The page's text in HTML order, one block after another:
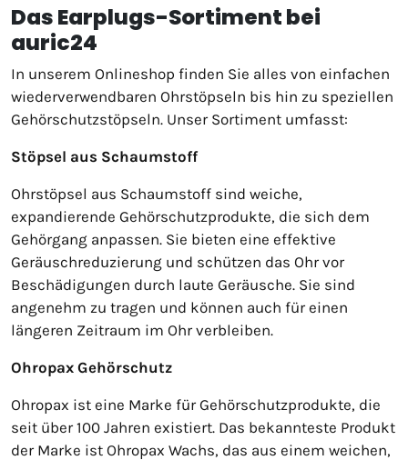
Das Earplugs-Sortiment bei
auric24
In unserem Onlineshop finden Sie alles von einfachen
wiederverwendbaren Ohrstöpseln bis hin zu speziellen
Gehörschutzstöpseln. Unser Sortiment umfasst:
Stöpsel aus Schaumstoff
Ohrstöpsel aus Schaumstoff sind weiche,
expandierende Gehörschutzprodukte, die sich dem
Gehörgang anpassen. Sie bieten eine effektive
Geräuschreduzierung und schützen das Ohr vor
Beschädigungen durch laute Geräusche. Sie sind
angenehm zu tragen und können auch für einen
längeren Zeitraum im Ohr verbleiben.
Ohropax Gehörschutz
Ohropax ist eine Marke für Gehörschutzprodukte, die
seit über 100 Jahren existiert. Das bekannteste Produkt
der Marke ist Ohropax Wachs, das aus einem weichen,